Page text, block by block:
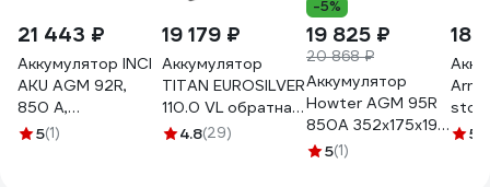
21 443 ₽
Аккумулятор INCI
AKU AGM 92R,
850 A,
353x175x190 мм
5(1)
19 179 ₽
Аккумулятор
TITAN EUROSILVER
110.0 VL обратная
полярность, 930
4.8(29)
-5%
19 825 ₽
20 868 ₽
Аккумулятор
Howter AGM 95R
850A 352x175x190
463172
5(1)
18
stop
5